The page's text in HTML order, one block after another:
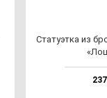
Ста­ту­эт­ка из